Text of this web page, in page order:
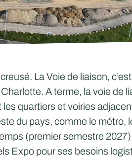
La Voie de liaison,
A terme, la voie de
quartiers et voiries
du pays, comme le métro,
(premier semestre
Expo pour ses besoins